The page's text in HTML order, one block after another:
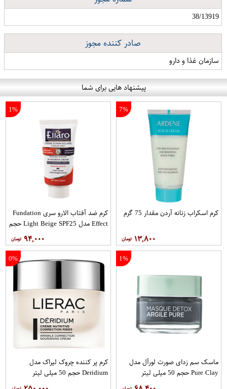
38/13919
صادر کننده مجوز
سازمان غذا و دارو
پیشنهاد هایی برای شما
7%
کرم اسکراب زنانه آردن مقدار 75 گرم
۱۳,۸۰۰
1%
کرم ضد آفتاب الارو سری Fundation
Effect مدل Light Beige SPF25 حجم
۹۴,۰۰۰
1%
ماسک سم زدای صورت لورآل مدل
Pure Clay حجم 50 میلی لیتر
0%
کرم پر کننده چروک لیراک مدل
Deridium حجم 50 میلی لیتر